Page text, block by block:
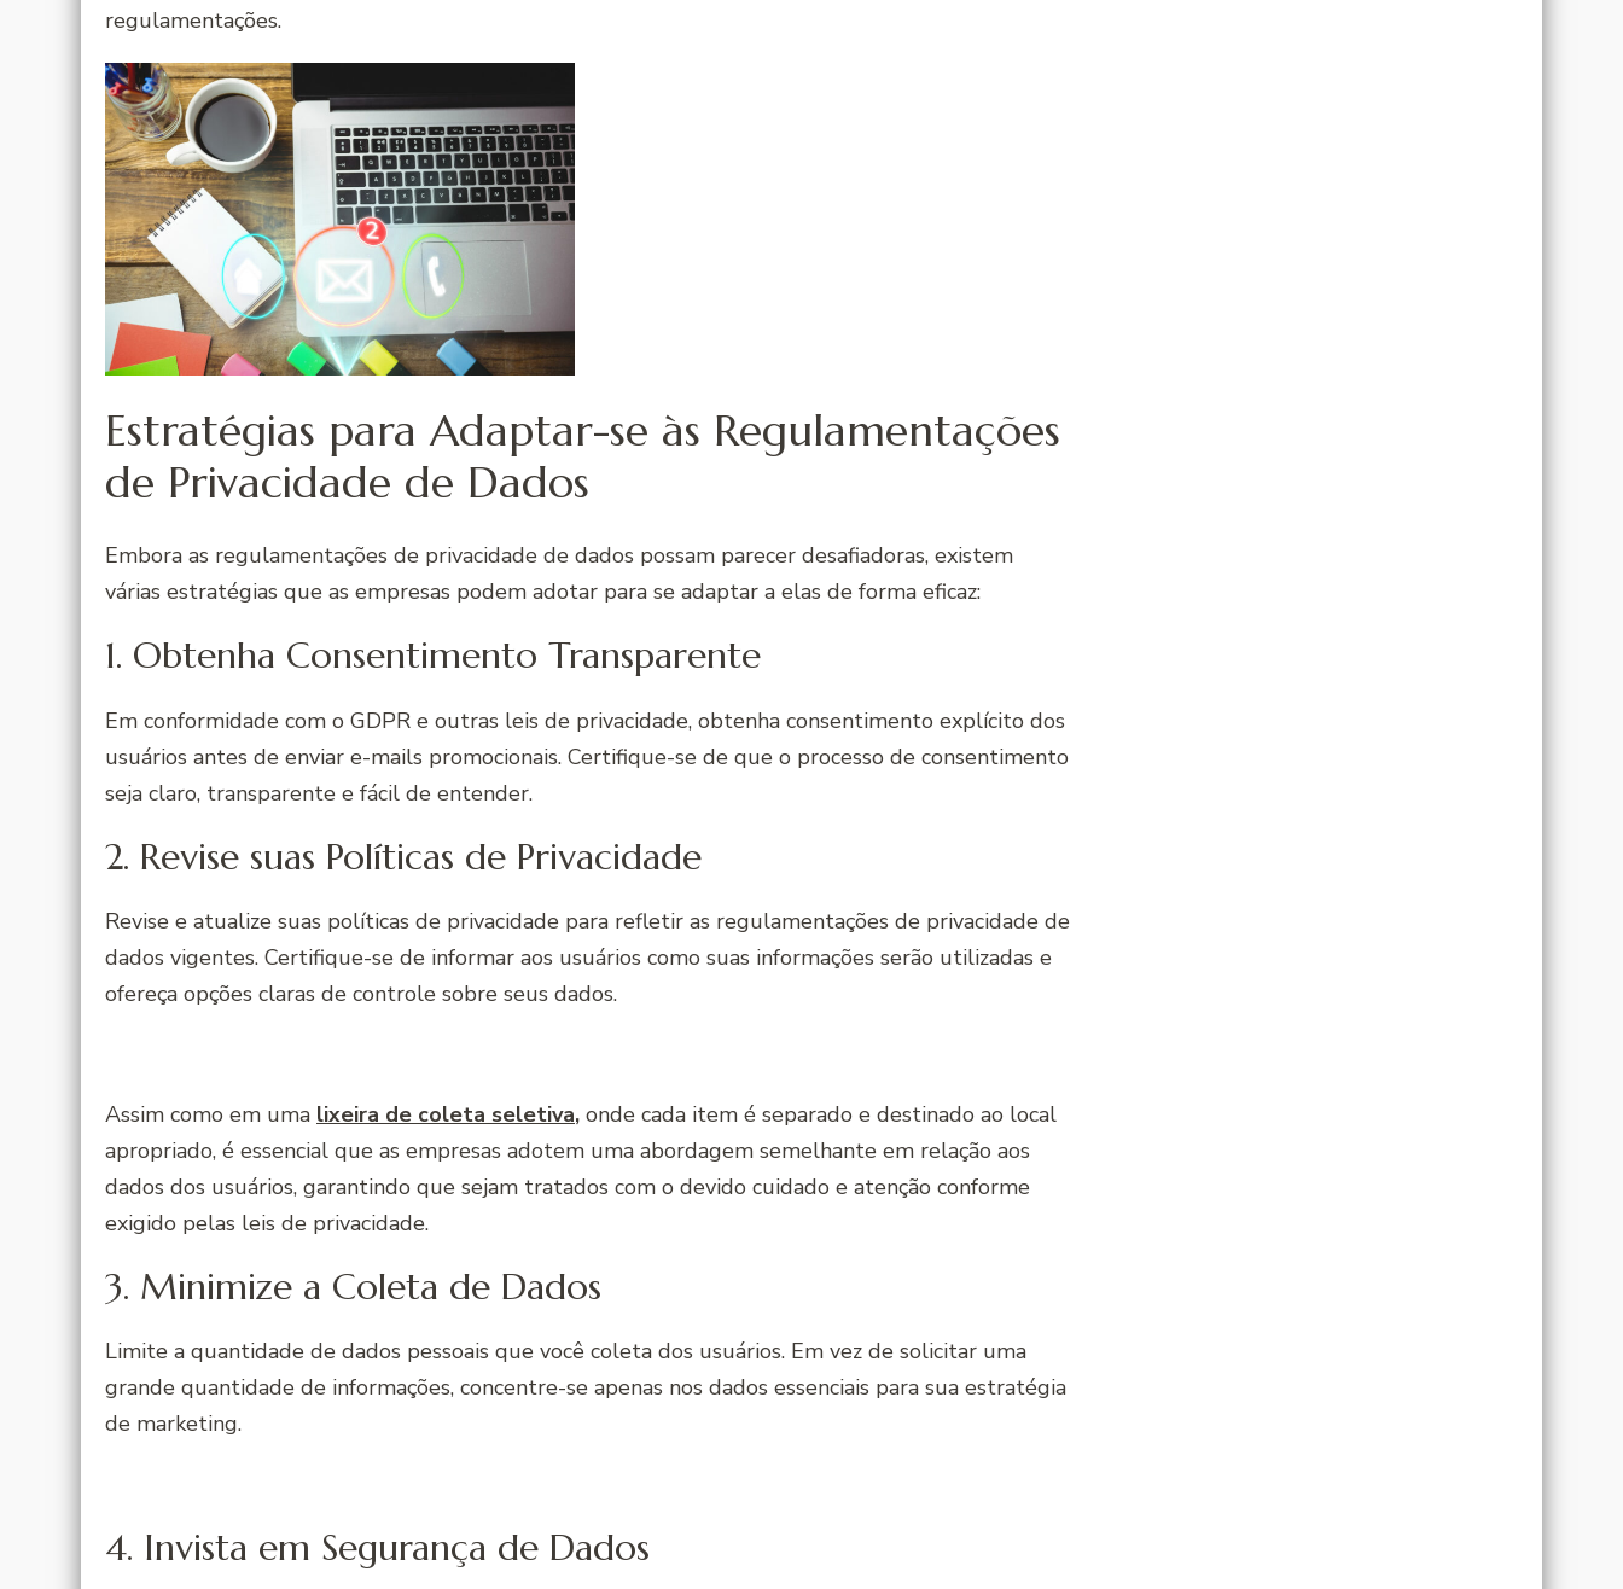
regulamentações.
Estratégias para Adaptar-se às Regulamentações
de Privacidade de Dados
Embora as regulamentações de privacidade de dados possam parecer desafiadoras, existem
várias estratégias que as empresas podem adotar para se adaptar a elas de forma eficaz:
1. Obtenha Consentimento Transparente
Em conformidade com o GDPR e outras leis de privacidade, obtenha consentimento explícito dos
usuários antes de enviar e-mails promocionais. Certifique-se de que o processo de consentimento
seja claro, transparente e fácil de entender.
2. Revise suas Políticas de Privacidade
Revise e atualize suas políticas de privacidade para refletir as regulamentações de privacidade de
dados vigentes. Certifique-se de informar aos usuários como suas informações serão utilizadas e
ofereça opções claras de controle sobre seus dados.
Assim como em uma lixeira de coleta seletiva, onde cada item é separado e destinado ao local
apropriado, é essencial que as empresas adotem uma abordagem semelhante em relação aos
dados dos usuários, garantindo que sejam tratados com o devido cuidado e atenção conforme
exigido pelas leis de privacidade.
3. Minimize a Coleta de Dados
Limite a quantidade de dados pessoais que você coleta dos usuários. Em vez de solicitar uma
grande quantidade de informações, concentre-se apenas nos dados essenciais para sua estratégia
de marketing.
4. Invista em Segurança de Dados